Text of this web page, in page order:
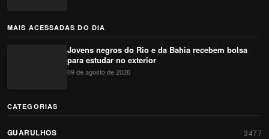
MAIS ACESSADAS DO DIA
Jovens negros do Rio e da Bahia recebem bolsa
para estudar no exterior
09 de agosto de 2026
CATEGORIAS
GUARULHOS 3477